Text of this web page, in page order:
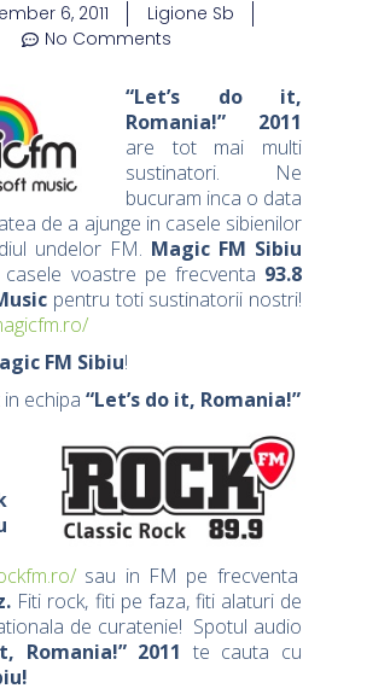
6, 2011
Ligione Sb
No Comments
“Let’s do it,
Romania!” 2011
are tot mai multi
sustinatori. Ne
bucuram inca o data
de a ajunge in casele sibienilor
undelor FM. Magic FM Sibiu
voastre pe frecventa 93.8
pentru toti sustinatorii nostri!
FM Sibiu!
echipa “Let’s do it, Romania!”
sau in FM pe frecventa
Fiti rock, fiti pe faza, fiti alaturi de
de curatenie! Spotul audio
Romania!” 2011 te cauta cu